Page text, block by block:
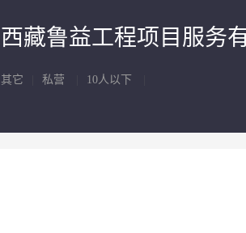
西藏鲁益工程项目服务
其它 私营 10人以下